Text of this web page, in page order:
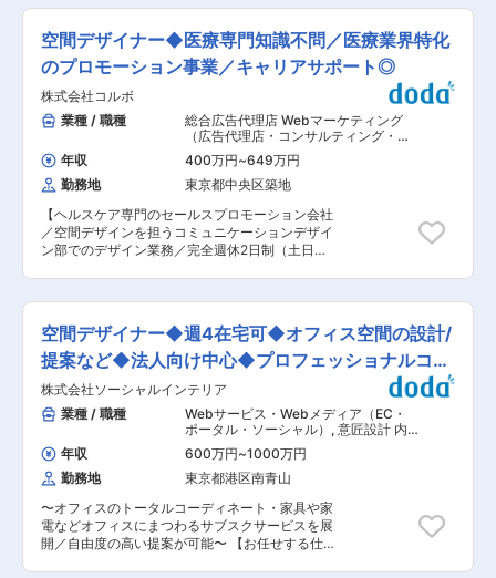
フィス、店舗の内装など ・担当案件:月2〜3件を
並行して担当 ・エリア:全国対応をしますが、地
方のエリアに関しては、地元協力会社様へお願い
するケースが多いです。 ・施工実績：CAMCO肥
後橋ビル、株式会社ACN本社オフィス └HPもぜ
ひご覧ください：
https://www.knot21.jp/cont/works/ ■入社後の流
れ： デザイナーとしての業務に加えて、組織のマ
ネージャー候補としてマネジメントの業務も少し
ずつお任せします。 ■働き方： ・年休120日・土
日祝休み ・平均残業30時間 └ICT技術の活用・営
業がお客様との関係構築に注力していることで残
業時間を抑えています。 ■組織構成・社風： 女
人）の組織です。ママさんもいるからこそ、仕事
と家庭の両立をサポートし合う風土があります。
開催。全社で忘年会なども開いているため、部
署・年齢を問わずコミュニケーションも活発で
す。
設計・施工にいたるまで、プロジェクト全体の統
括管理を行って頂きます。 クライアントと同じチ
ームのパートナーとして、プロジェクトの目的と
ゴールを設定します。 実現するために想定される
プロジェクト計画（予算 / スケジュール / 体制）
を提示し、何をどこまで取り組むかプロジェクト
で実現することを策定します。 その上でゴールへ
向かうため戦略的に検討しプロセスを描きます。
導き出されたプロセスに沿って、社内外含め最適
なチームを編成し、プロセス通り進められるよう
適切な場を設定し牽引します。 ■業務内容： ワ
ークプレイス（仕事環境）では、クライアントで
ある企業が何を目指しているか、今後どうなって
いきたいか、を把握し、そこを利用する社員の
方々が最大限のパフォーマンスを発揮できる理想
的なオフィス環境や運営方法を提案します。そし
ント業務を行います。クライアントの立場で全体
計画の立案、要件定義、設計監理、施工監理まで
トータルにマネジメントを行っていきます。 ＜具
体的な業務内容＞ ・スケジュール／品質・コスト
管理 ・外部パートナー（設計事務所・施工会社
他）の選定・監理・査定等 ※お客様やパートナー
企業とのコミュニケーションが仕事の中心となり
ます。 クライアントを深く理解した上でプロジェ
クトの目的を明確にし、それを実現するために、
専門的かつ統合的にプロジェクトを推進します。
■企業概要： 「人と場の関係性」「場における人
と人とのコミュニケーション」をテーマに、さま
ざまな「場」の構築と運営をサポートしていま
空間デザイナー◆医療専門知識不問／医療業界特化
のプロモーション事業／キャリアサポート◎
株式会社コルボ
業種 / 職種
総合広告代理店 Webマーケティング
（広告代理店・コンサルティング・制
作）, 内装設計・インテリア 内装設計
（オフィス）
年収 400万円~649万円
勤務地
東京都中央区築地
【ヘルスケア専門のセールスプロモーション会社
／空間デザインを担うコミュニケーションデザイ
ン部でのデザイン業務／完全週休2日制（土日
催される企業展示会が主なフィールドです。展示
ブースや展示什器のデザインをはじめ、プライベ
ートショーやショールーム空間などのデザインも
担って頂きます。 ・CAD（VectorWorks）や
3DCGツール（CINEMA4D）での3次元表現か
ら、グラフィックワーク（Adobe）としての２次
元表現まで、展示空間に関わる幅広いクリエイテ
ィブを担当していただきます。 ＜制作実績＞
https://www.colbo.co.jp/works/ ■就業環境： 企
画骨子やコンセプトの立案などへも風通し良く関
わることができ、新しい素材や映像・演出機材を
積極的にデザイン要素として表現できる環境で
す。 ■当社について： ◇製薬メーカーや医療機
器メーカー、病院・クリニックなど、医療業界の
クライアントの広報・PR戦略を、専門知と最先端
のアイデアでサポートするのが当社の使命です。
空間デザイナー◆週4在宅可◆オフィス空間の設計/
提案など◆法人向け中心◆プロフェッショナルコー
ス
株式会社ソーシャルインテリア
業種 / 職種
Webサービス・Webメディア（EC・
ポータル・ソーシャル） , 意匠設計 内
装設計（オフィス）
年収 600万円~1000万円
勤務地
東京都港区南青山
〜オフィスのトータルコーディネート・家具や家
電などオフィスにまつわるサブスクサービスを展
開／自由度の高い提案が可能〜 【お任せする仕